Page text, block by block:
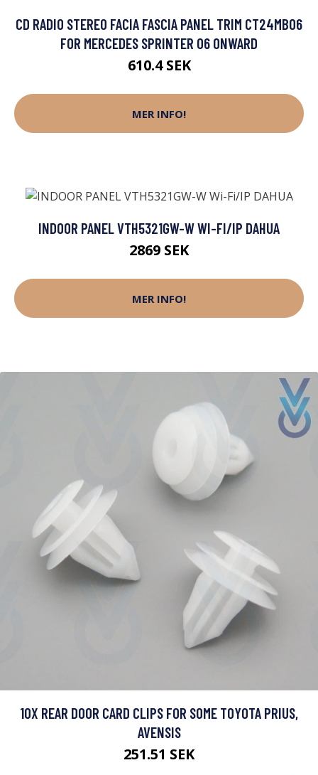
CD RADIO STEREO FACIA FASCIA PANEL TRIM CT24MB06
FOR MERCEDES SPRINTER 06 ONWARD
610.4 SEK
MER INFO!
INDOOR PANEL VTH5321GW-W WI-FI/IP DAHUA
2869 SEK
MER INFO!
10X REAR DOOR CARD CLIPS FOR SOME TOYOTA PRIUS,
AVENSIS
251.51 SEK